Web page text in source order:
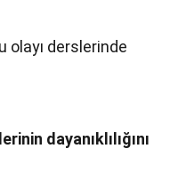
olayı derslerinde
dayanıklılığını